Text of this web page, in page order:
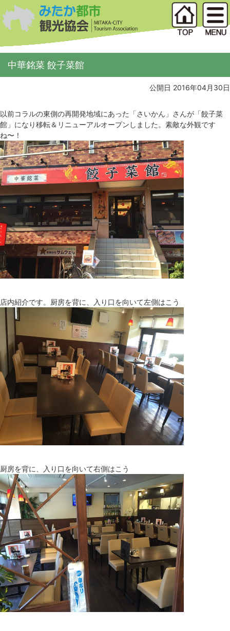
中華銘菜 餃子菜館
公開日 2016年04月30日
以前コラルの東側の再開発地域にあった「さいかん」さんが「餃子菜
館」になり移転＆リニューアルオープンしました。素敵な外観です
ね〜！
店内紹介です。厨房を背に、入り口を向いて左側はこう
厨房を背に、入り口を向いて右側はこう